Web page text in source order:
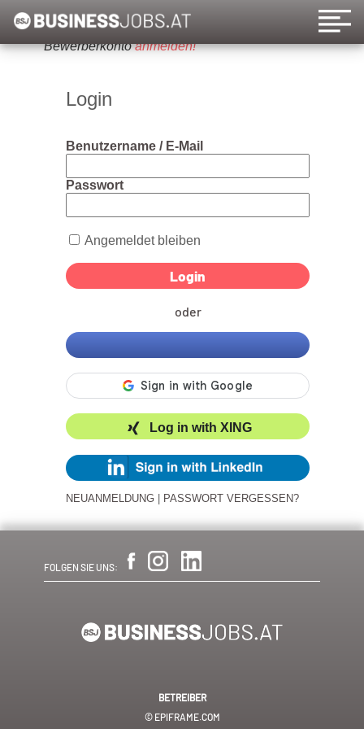
Um diese Funktion nutzen zu können, bitte ein
Bewerberkontoanmelden!
Login
Benutzername / E-Mail
Passwort
Angemeldet bleiben
oder
Log in with XING
NEUANMELDUNG PASSWORT VERGESSEN?
FOLGEN SIE UNS:
BETREIBER
© EPIFRAME.COM